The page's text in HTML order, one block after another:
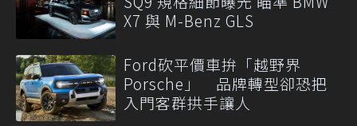
X7 與 M-Benz GLS
Ford砍平價車拚「越野界
Porsche」 品牌轉型卻恐把
入門客群拱手讓人